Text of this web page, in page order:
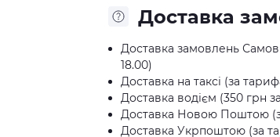
Доставка
Доставка замовлень
18.00)
Доставка на таксі (за
Доставка водієм (350 грн
Доставка Новою Поштою
Доставка Укрпоштою (за